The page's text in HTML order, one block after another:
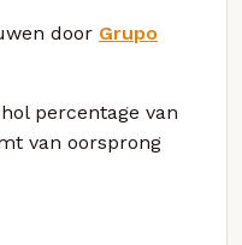
door Grupo
percentage van
van oorsprong